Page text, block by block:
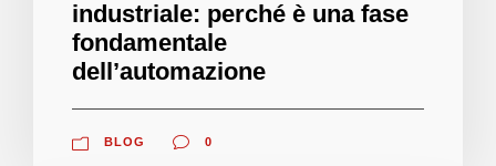
industriale: perché è una fase
fondamentale
dell’automazione
BLOG 0